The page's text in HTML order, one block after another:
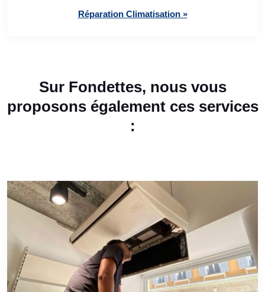
Réparation Climatisation »
Sur Fondettes, nous vous
proposons également ces services
: